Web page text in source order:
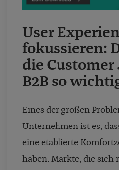
User
fokussieren:
die
B2B so
Eines der großen
Unternehmen ist es,
eine etablierte
haben. Märkte, die sich